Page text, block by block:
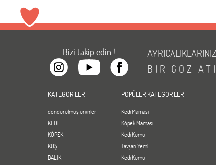
Bizi takip edin !
BİR GÖZ
KATEGORİLER
dondurulmuş ürünler
KEDİ
KÖPEK
KUŞ
BALIK
POPÜLER KATEGORİLER
Kedi Maması
Köpek Maması
Kedi Kumu
Tavşan Yemi
Kedi Kumu